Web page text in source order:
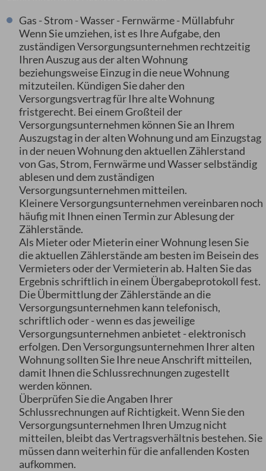
Gas - Strom - Wasser - Fernwärme - Müllabfuhr
Wenn Sie umziehen, ist es Ihre Aufgabe, den
zuständigen Versorgungsunternehmen rechtzeitig
Ihren Auszug aus der alten Wohnung
beziehungsweise Einzug in die neue Wohnung
mitzuteilen. Kündigen Sie daher den
Versorgungsvertrag für Ihre alte Wohnung
fristgerecht. Bei einem Großteil der
Versorgungsunternehmen können Sie an Ihrem
Auszugstag in der alten Wohnung und am Einzugstag
in der neuen Wohnung den aktuellen Zählerstand
von Gas, Strom, Fernwärme und Wasser selbständig
ablesen und dem zuständigen
Versorgungsunternehmen mitteilen.
Kleinere Versorgungsunternehmen vereinbaren noch
häufig mit Ihnen einen Termin zur Ablesung der
Zählerstände.
Als Mieter oder Mieterin einer Wohnung lesen Sie
die aktuellen Zählerstände am besten im Beisein des
Vermieters oder der Vermieterin ab. Halten Sie das
Ergebnis schriftlich in einem Übergabeprotokoll fest.
Die Übermittlung der Zählerstände an die
Versorgungsunternehmen kann telefonisch,
schriftlich oder - wenn es das jeweilige
Versorgungsunternehmen anbietet - elektronisch
erfolgen. Den Versorgungsunternehmen Ihrer alten
Wohnung sollten Sie Ihre neue Anschrift mitteilen,
damit Ihnen die Schlussrechnungen zugestellt
werden können.
Überprüfen Sie die Angaben Ihrer
Schlussrechnungen auf Richtigkeit. Wenn Sie den
Versorgungsunternehmen Ihren Umzug nicht
mitteilen, bleibt das Vertragsverhältnis bestehen. Sie
müssen dann weiterhin für die anfallenden Kosten
aufkommen.